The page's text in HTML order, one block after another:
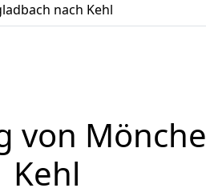
nach Kehl
von
Kehl